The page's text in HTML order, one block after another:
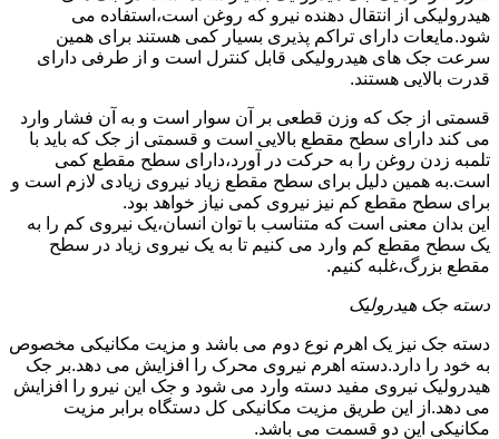
هیدرولیکی از انتقال دهنده نیرو که روغن است،استفاده می
شود.مایعات دارای تراکم پذیری بسیار کمی هستند برای همین
سرعت جک های هیدرولیکی قابل کنترل است و از طرفی دارای
قدرت بالایی هستند.
قسمتی از جک که وزن قطعی بر آن سوار است و به آن فشار وارد
می کند دارای سطح مقطع بالایی است و قسمتی از جک که باید با
تلمبه زدن روغن را به حرکت در آورد،دارای سطح مقطع کمی
است.به همین دلیل برای سطح مقطع زیاد نیروی زیادی لازم است و
برای سطح مقطع کم نیز نیروی کمی نیاز خواهد بود.
این بدان معنی است که متناسب با توان انسان،یک نیروی کم را به
یک سطح مقطع کم وارد می کنیم تا به یک نیروی زیاد در سطح
مقطع بزرگ،غلبه کنیم.
دسته جک هیدرولیک
دسته جک نیز یک اهرم نوع دوم می باشد و مزیت مکانیکی مخصوص
به خود را دارد.دسته اهرم نیروی محرک را افزایش می دهد.بر جک
هیدرولیک نیروی مفید دسته وارد می شود و جک این نیرو را افزایش
می دهد.از این طریق مزیت مکانیکی کل دستگاه برابر مزیت
مکانیکی این دو قسمت می باشد.